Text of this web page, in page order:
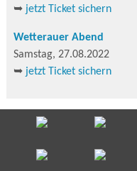
➥ jetzt Ticket sichern
Wetterauer Abend
Samstag, 27.08.2022
➥ jetzt Ticket sichern